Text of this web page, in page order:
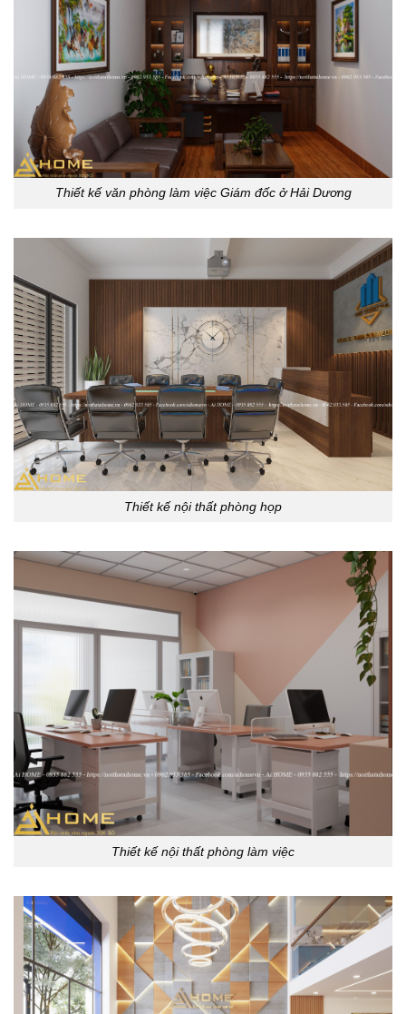
Thiết kế văn phòng làm việc Giám đốc ở Hải Dương
Thiết kế nội thất phòng họp
Thiết kế nội thất phòng làm việc